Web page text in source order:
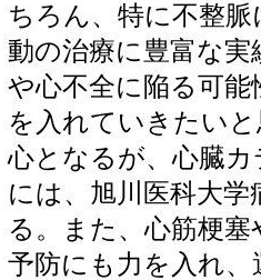
ちろん、特に不整
動の治療に豊富な
や心不全に陥る可
を入れていきたい
心となるが、心臓
には、旭川医科大
る。また、心筋梗
予防にも力を入れ